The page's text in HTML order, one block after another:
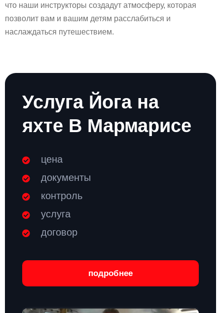
что наши инструкторы создадут атмосферу, которая
позволит вам и вашим детям расслабиться и
наслаждаться путешествием.
Услуга Йога на
яхте В Мармарисе
цена
документы
контроль
услуга
договор
подробнее